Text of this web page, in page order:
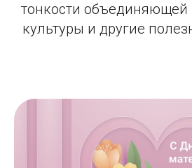
тонкости объединяющей
культуры и другие